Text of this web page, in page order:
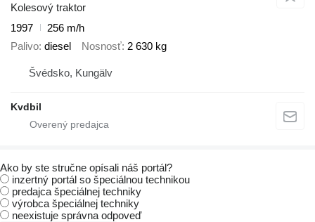
Kolesový traktor
1997
256 m/h
Palivo diesel Nosnosť 2 630 kg
Švédsko, Kungälv
Kvdbil
Ako by ste stručne opísali náš portál?
inzertný portál so špeciálnou technikou
predajca špeciálnej techniky
výrobca špeciálnej techniky
neexistuje správna odpoveď